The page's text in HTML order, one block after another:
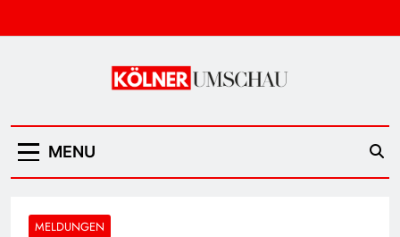
to
Kölner Umschau
MENU
MELDUNGEN